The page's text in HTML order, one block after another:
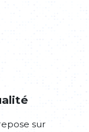
sur